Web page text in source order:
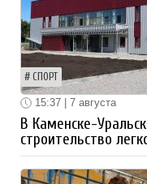
СПОРТ
15:37 | 7 августа
В Каменске-
строительство